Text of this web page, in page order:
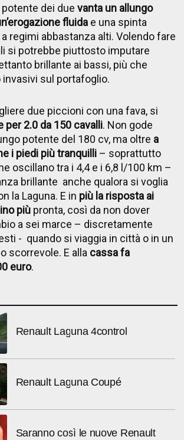
potente dei duevanta un allungo
fluida e una spinta
regimi abbastanza alti. Volendo fare
si potrebbe piuttosto imputare
brillante ai bassi, più che
sul portafoglio.
due piccioni con una fava, si
per 2.0 da 150 cavalli. Non gode
potente del 180 cv, ma oltre a
i piedi più tranquilli – soprattutto
oscillano tra i 4,4 e i 6,8 l/100 km –
brillante anche qualora si voglia
la Laguna. E in più la risposta ai
più pronta, così da non dover
a sei marce – discretamente
- quando si viaggia in città o in un
scorrevole. E alla cassa fa
euro.
Renault Laguna 4control
Renault Laguna Coupé
Saranno così le nuove Renault